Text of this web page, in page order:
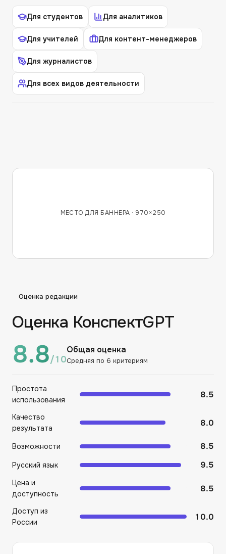
Для студентов Для аналитиков
Для учителей Для контент-менеджеров
Для журналистов
Для всех видов деятельности
МЕСТО ДЛЯ БАННЕРА · 970×250
Оценка редакции
Оценка КонспектGPT
8.8/10
Общая оценка
Средняя по 6 критериям
Простота
использования
8.5
Качество
результата
8.0
Возможности 8.5
Русский язык 9.5
Цена и
доступность
8.5
Доступ из
России
10.0